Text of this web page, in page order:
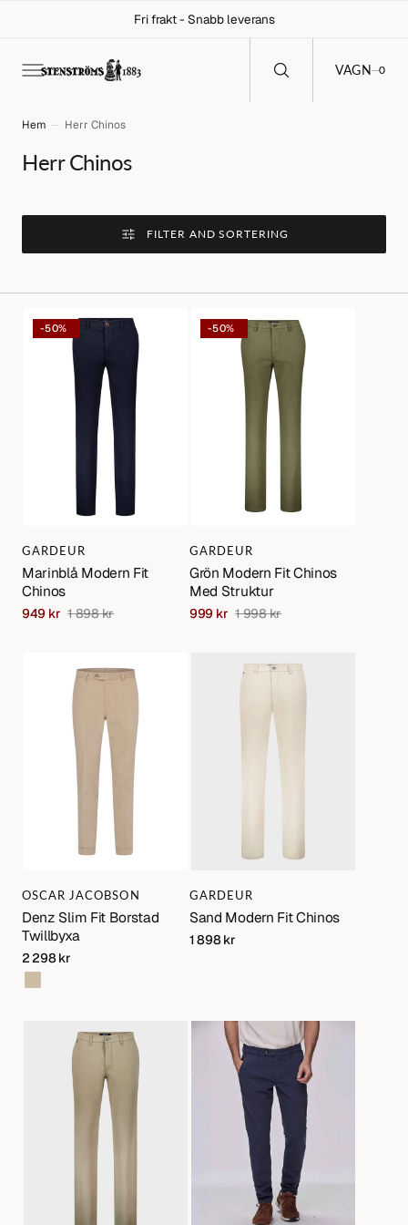
Fri frakt - Snabb leverans
VAGN 0
Hem Herr Chinos
Collection:
Herr Chinos
FILTER AND SORTERING
Marinblå
Modern
-50%
Varumärke:
GARDEUR
Marinblå Modern Fit
Chinos
Sale
949 kr Regular
1 898 kr
Grön
Modern
-50%
Varumärke:
GARDEUR
Grön Modern Fit Chinos
Med Struktur
Sale
999 kr Regular
1 998 kr
Borstad
Twillbyxa
Varumärke:
OSCAR JACOBSON
Denz Slim Fit Borstad
Twillbyxa
Regular
price
2 298 kr
Beige
Varumärke:
GARDEUR
Sand Modern Fit Chinos
Regular
1 898 kr
Tapered